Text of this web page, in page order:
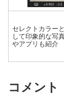
セレクトカラー
して印象的な写
やアプリも紹介
コメント